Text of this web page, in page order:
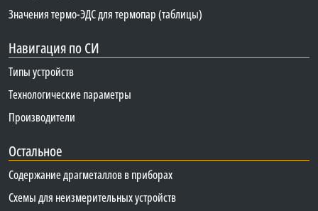
Значения термо-ЭДС для термопар (таблицы)
Навигация по СИ
Типы устройств
Технологические параметры
Производители
Остальное
Содержание драгметаллов в приборах
Схемы для неизмерительных устройств